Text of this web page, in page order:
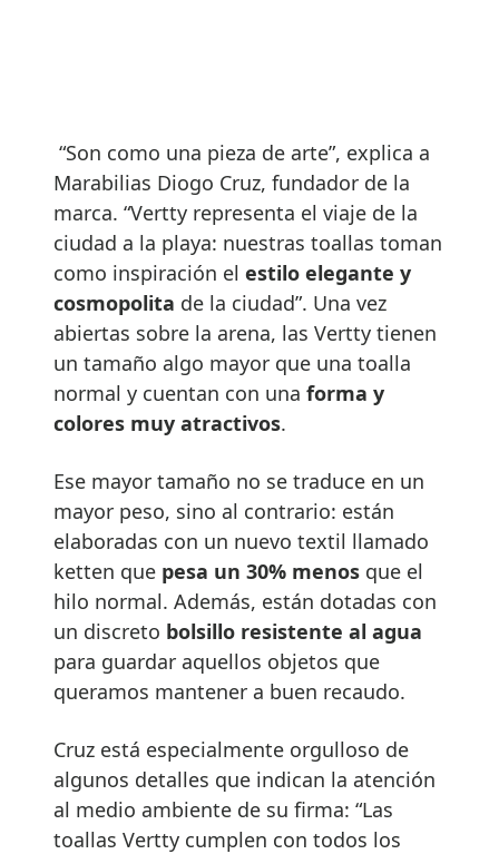
“Son como una pieza de arte”, explica a
Marabilias Diogo Cruz, fundador de la
marca. “Vertty representa el viaje de la
ciudad a la playa: nuestras toallas toman
como inspiración el estilo elegante y
cosmopolita de la ciudad”. Una vez
abiertas sobre la arena, las Vertty tienen
un tamaño algo mayor que una toalla
normal y cuentan con una forma y
colores muy atractivos.
Ese mayor tamaño no se traduce en un
mayor peso, sino al contrario: están
elaboradas con un nuevo textil llamado
ketten que pesa un 30% menos que el
hilo normal. Además, están dotadas con
un discreto bolsillo resistente al agua
para guardar aquellos objetos que
queramos mantener a buen recaudo.
Cruz está especialmente orgulloso de
algunos detalles que indican la atención
al medio ambiente de su firma: “Las
toallas Vertty cumplen con todos los